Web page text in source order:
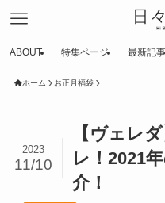
ABOUT 特集ページ 最新記事
ホーム お正月福袋
【ヴェレ
レ！2021
介！
2023
11/10